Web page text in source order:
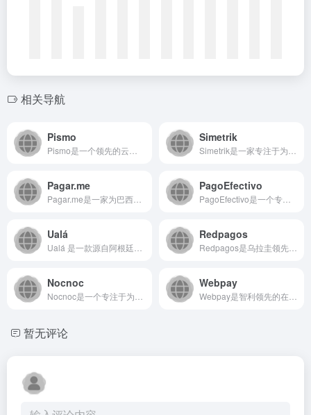
相关导航
Pismo Simetrik
Pagar.me PagoEfectivo
Ualá Redpagos
Nocnoc Webpay
暂无评论